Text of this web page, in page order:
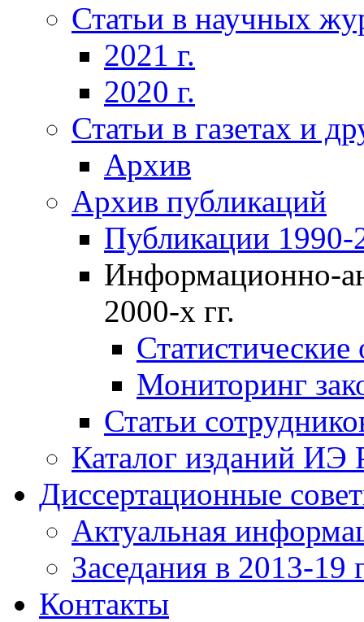
Статьи в научных
2021 г.
2020 г.
Статьи в газетах и
Архив
Архив публикаций
Публикации 1990-
Информационно-
2000-х гг.
Мониторинг
Статьи
Каталог изданий ИЭ
Диссертационные
Актуальная
Заседания в 2013-19
Контакты